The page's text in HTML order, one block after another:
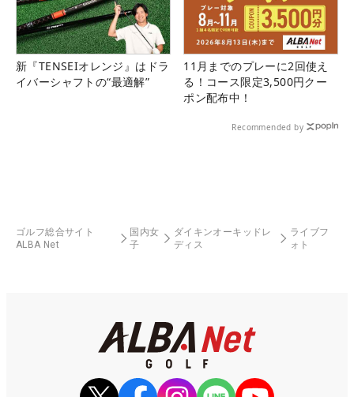
新『TENSEIオレンジ』はドラ
イバーシャフトの“最適解”
11月までのプレーに2回使え
る！コース限定3,500円クー
ポン配布中！
Recommended by
ゴルフ総合サイト
ALBA Net
国内女
子
ダイキンオーキッドレ
ディス
ライブフ
ォト